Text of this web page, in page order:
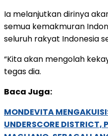
Ia melanjutkan dirinya
semua kemakmuran
seluruh rakyat Indonesia
“Kita akan mengolah
tegas dia.
Baca Juga:
MONDEVITA
UNDERSCORE DISTRICT,